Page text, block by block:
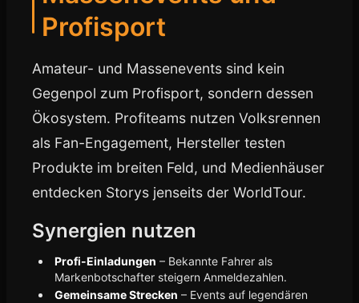
Profisport
Amateur- und Massenevents sind kein
Gegenpol zum Profisport, sondern dessen
Ökosystem. Profiteams nutzen Volksrennen
als Fan-Engagement, Hersteller testen
Produkte im breiten Feld, und Medienhäuser
entdecken Storys jenseits der WorldTour.
Synergien nutzen
Profi-Einladungen – Bekannte Fahrer als
Markenbotschafter steigern Anmeldezahlen.
Gemeinsame Strecken – Events auf legendären